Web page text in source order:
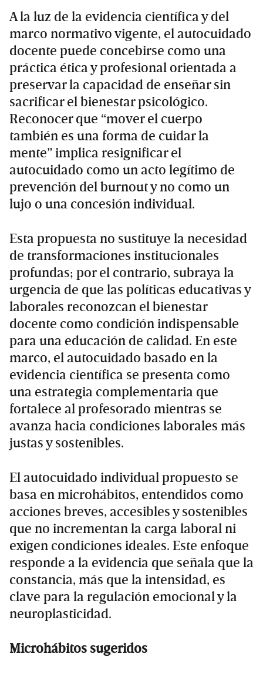
A la luz de la evidencia científica y del
marco normativo vigente, el autocuidado
docente puede concebirse como una
práctica ética y profesional orientada a
preservar la capacidad de enseñar sin
sacrificar el bienestar psicológico.
Reconocer que “mover el cuerpo
también es una forma de cuidar la
mente” implica resignificar el
autocuidado como un acto legítimo de
prevención del burnout y no como un
lujo o una concesión individual.
Esta propuesta no sustituye la necesidad
de transformaciones institucionales
profundas; por el contrario, subraya la
urgencia de que las políticas educativas y
laborales reconozcan el bienestar
docente como condición indispensable
para una educación de calidad. En este
marco, el autocuidado basado en la
evidencia científica se presenta como
una estrategia complementaria que
fortalece al profesorado mientras se
avanza hacia condiciones laborales más
justas y sostenibles.
El autocuidado individual propuesto se
basa en microhábitos, entendidos como
acciones breves, accesibles y sostenibles
que no incrementan la carga laboral ni
exigen condiciones ideales. Este enfoque
responde a la evidencia que señala que la
constancia, más que la intensidad, es
clave para la regulación emocional y la
neuroplasticidad.
Microhábitos sugeridos